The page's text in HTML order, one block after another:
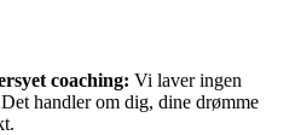
coaching: Vi laver ingen
handler om dig, dine drømme